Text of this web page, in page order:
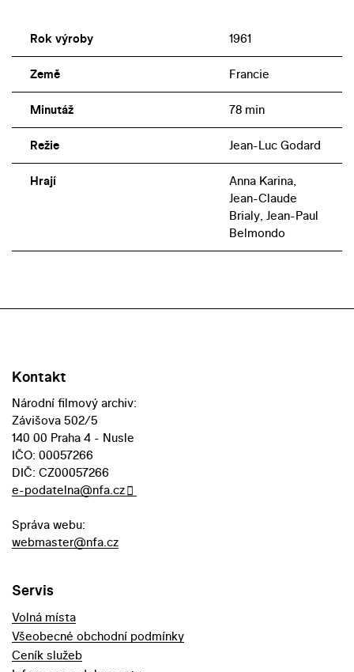
další důležitý film sezony Jules a Jim.
Rok výroby 1961
Země Francie
Minutáž 78 min
Režie Jean-Luc Godard
Hrají
Anna Karina,
Jean-Claude
Brialy, Jean-Paul
Belmondo
Kontakt
Národní filmový archiv:
Závišova 502/5
140 00 Praha 4 - Nusle
IČO: 00057266
DIČ: CZ00057266
e-podatelna@nfa.cz
Správa webu:
webmaster@nfa.cz
Servis
Volná místa
Všeobecné obchodní podmínky
Ceník služeb